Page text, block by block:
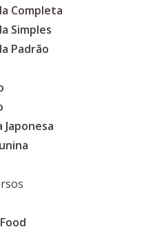
Completa
Simples
Padrão